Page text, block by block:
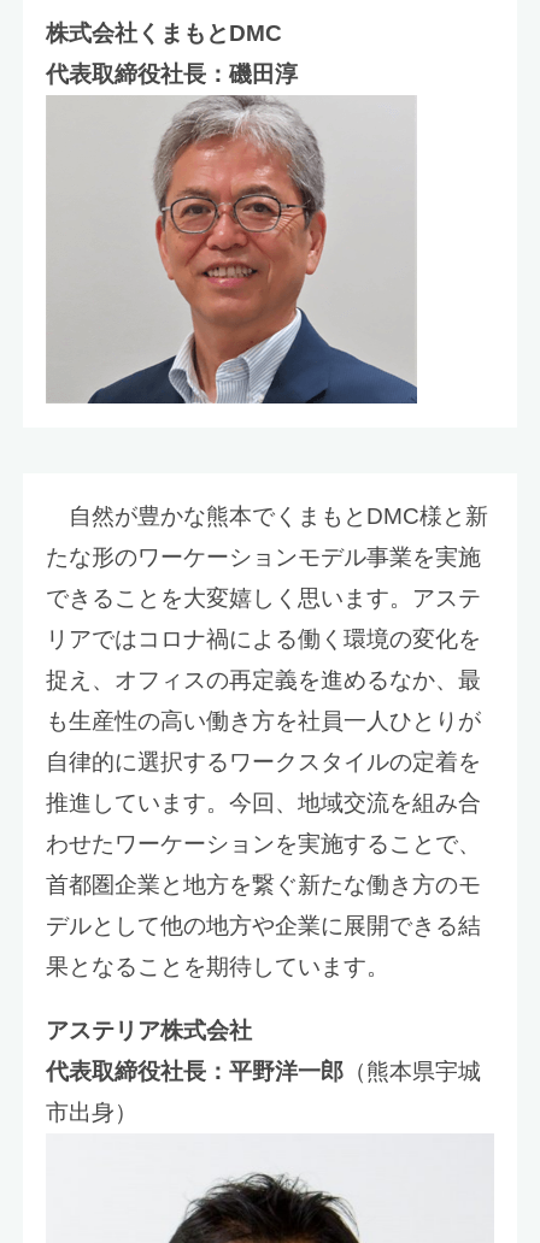
株式会社くまもとDMC
代表取締役社長：磯田淳
自然が豊かな熊本でくまもとDMC様と新
たな形のワーケーションモデル事業を実施
できることを大変嬉しく思います。アステ
リアではコロナ禍による働く環境の変化を
捉え、オフィスの再定義を進めるなか、最
も生産性の高い働き方を社員一人ひとりが
自律的に選択するワークスタイルの定着を
推進しています。今回、地域交流を組み合
わせたワーケーションを実施することで、
首都圏企業と地方を繋ぐ新たな働き方のモ
デルとして他の地方や企業に展開できる結
果となることを期待しています。
アステリア株式会社
代表取締役社長：平野洋一郎 （熊本県宇城
市出身）